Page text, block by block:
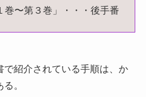
巻〜第３巻」・・・後手番
紹介されている手順は、か
。